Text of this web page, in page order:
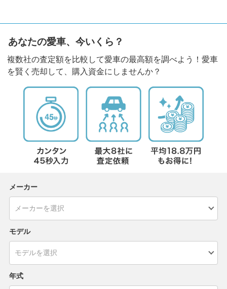
あなたの愛車、今いくら？
複数社の査定額を比較して愛車の最高額を調べよう！愛車
を賢く売却して、購入資金にしませんか？
メーカー
モデル
年式